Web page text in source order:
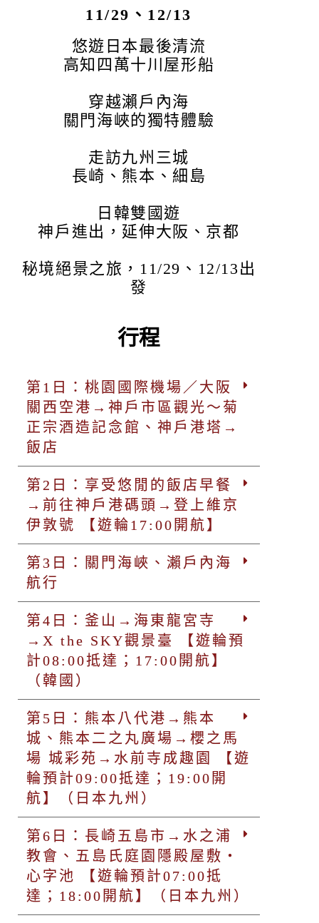
11/29、12/13
悠遊日本最後清流
高知四萬十川屋形船
穿越瀨戶內海
關門海峽的獨特體驗
走訪九州三城
長崎、熊本、細島
日韓雙國遊
神戶進出，延伸大阪、京都
秘境絕景之旅，11/29、12/13出
發
行程
第1日：桃園國際機場／大阪
關西空港→神戶市區觀光～菊
正宗酒造記念館、神戶港塔→
飯店
第2日：享受悠閒的飯店早餐
→前往神戶港碼頭→登上維京
伊敦號 【遊輪17:00開航】
第3日：關門海峽、瀨戶內海
航行
第4日：釜山→海東龍宮寺
→X the SKY觀景臺 【遊輪預
計08:00抵達；17:00開航】
（韓國）
第5日：熊本八代港→熊本
城、熊本二之丸廣場→櫻之馬
場 城彩苑→水前寺成趣園 【遊
輪預計09:00抵達；19:00開
航】（日本九州）
第6日：長崎五島市→水之浦
教會、五島氏庭園隱殿屋敷・
心字池 【遊輪預計07:00抵
達；18:00開航】（日本九州）